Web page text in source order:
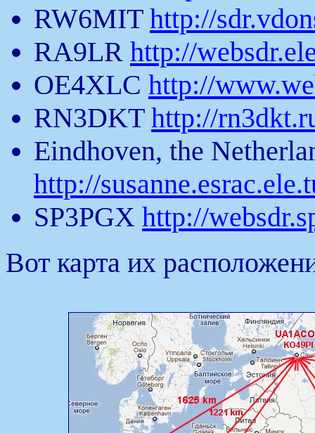
RW6MIT http://
RA9LR http://
OE4XLC http://
RN3DKT http://
Eindhoven, the
http://
SP3PGX http://
Вот карта их